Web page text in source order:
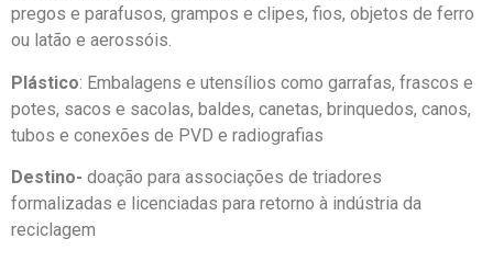
pregos e parafusos, grampos e clipes, fios, objetos de ferro
ou latão e aerossóis.
Plástico: Embalagens e utensílios como garrafas, frascos e
potes, sacos e sacolas, baldes, canetas, brinquedos, canos,
tubos e conexões de PVD e radiografias
Destino- doação para associações de triadores
formalizadas e licenciadas para retorno à indústria da
reciclagem